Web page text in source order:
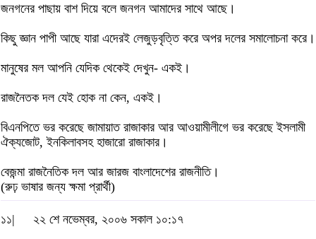
জনগনের পাছায় বাশ দিয়ে বলে জনগন আমাদের সাথে আছে।
কিছু জ্ঞান পাপী আছে যারা এদেরই লেজুড়বৃত্তি করে অপর দলের সমালোচনা করে।
মানুষের মল আপনি যেদিক থেকেই দেখুন- একই।
রাজনৈতক দল যেই হোক না কেন, একই।
বিএনপিতে ভর করেছে জামায়াত রাজাকার আর আওয়ামীলীগে ভর করেছে ইসলামী
ঐক্যজোট, ইনকিলাবসহ হাজারো রাজাকার।
বেজন্মা রাজনৈতিক দল আর জারজ বাংলাদেশের রাজনীতি।
(রুঢ় ভাষার জন্য ক্ষমা প্রার্থী)
১১|
২২ শে নভেম্বর, ২০০৬ সকাল ১০:১৭